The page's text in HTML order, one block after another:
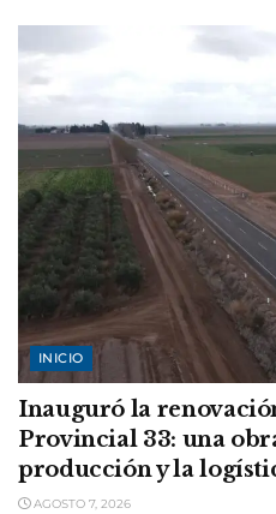
INICIO
Inauguró la
Provincial 33: una
producción y la
AGOSTO 7, 2026